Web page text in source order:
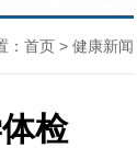
： 首页 > 健康新闻
检